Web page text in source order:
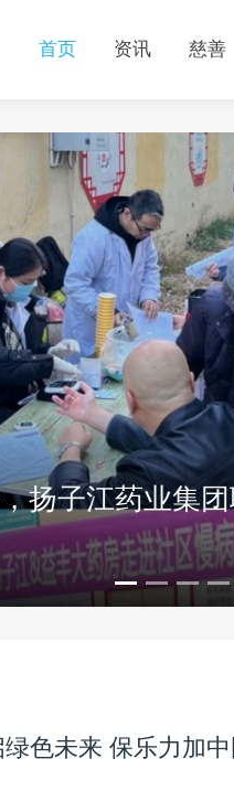
首页 资讯 慈善
扬子江药业集
州领养日开展
色未来 保乐力加